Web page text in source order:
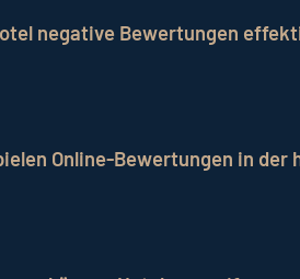
negative Bewertungen
Online-Bewertungen in
Hotel wahrgenommen wird.